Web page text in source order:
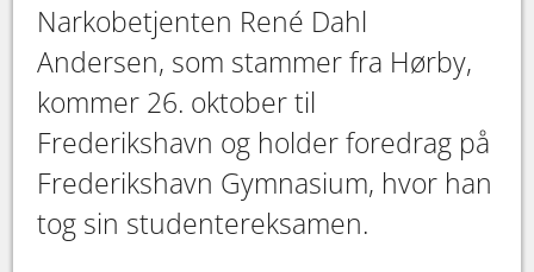
Narkobetjenten René Dahl
Andersen, som stammer fra Hørby,
kommer 26. oktober til
Frederikshavn og holder foredrag på
Frederikshavn Gymnasium, hvor han
tog sin studentereksamen.